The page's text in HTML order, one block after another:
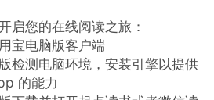
启您的在线阅读之旅：
宝电脑版客户端
检测电脑环境，安装引擎以提供
的能力